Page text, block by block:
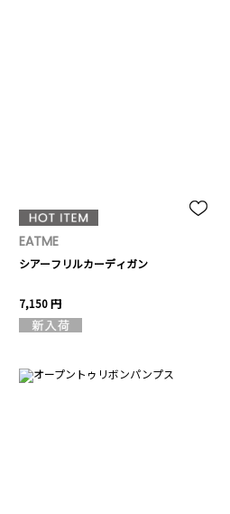
EATME
シアーフリルカーディガン
7,150 円